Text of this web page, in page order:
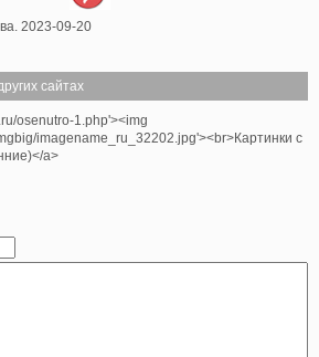
2023-09-20
сайтах
osenutro-1.php'><img
imagename_ru_32202.jpg'><br>Картинки с
a>